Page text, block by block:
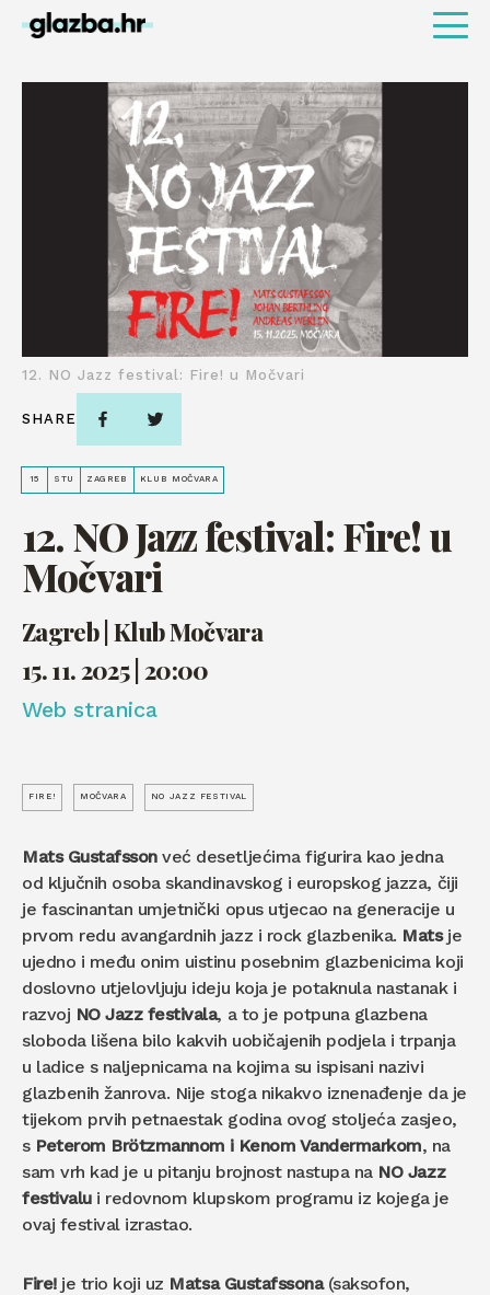
15 STU ZAGREB KLUB MOČVARA
12. NO Jazz festival: Fire! u
Močvari
Zagreb | Klub Močvara
15. 11. 2025 | 20:00
Web stranica
12. NO Jazz festival: Fire! u Močvari
SHARE
FIRE! MOČVARA NO JAZZ FESTIVAL
Mats Gustafssonveć desetljećima figurira kao jedna
od ključnih osoba skandinavskog i europskog jazza, čiji
je fascinantan umjetnički opus utjecao na generacije u
prvom redu avangardnih jazz i rock glazbenika. Mats je
ujedno i među onim uistinu posebnim glazbenicima koji
doslovno utjelovljuju ideju koja je potaknula nastanak i
razvoj NO Jazz festivala, a to je potpuna glazbena
sloboda lišena bilo kakvih uobičajenih podjela i trpanja
u ladice s naljepnicama na kojima su ispisani nazivi
glazbenih žanrova. Nije stoga nikakvo iznenađenje da je
tijekom prvih petnaestak godina ovog stoljeća zasjeo,
s Peterom Brötzmannom i Kenom Vandermarkom, na
sam vrh kad je u pitanju brojnost nastupa na NO Jazz
festivalui redovnom klupskom programu iz kojega je
ovaj festival izrastao.
Fire!je trio koji uz Matsa Gustafssona(saksofon,